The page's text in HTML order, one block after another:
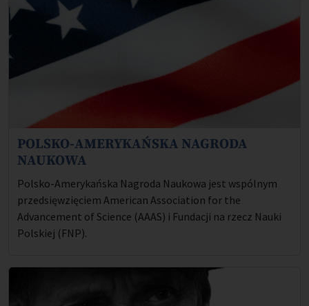
POLSKO-AMERYKAŃSKA NAGRODA
NAUKOWA
Opis projektu:
Polsko-Amerykańska Nagroda Naukowa jest wspólnym
przedsięwzięciem American Association for the
Advancement of Science (AAAS) i Fundacji na rzecz Nauki
Polskiej (FNP).